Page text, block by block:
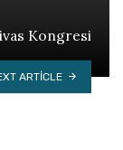
Kongresi
ARTICLE